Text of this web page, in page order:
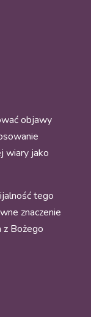
objawy
wiary jako
tego
znaczenie
z Bożego